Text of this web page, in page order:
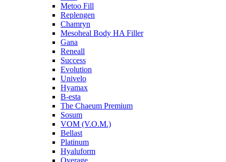
Metoo Fill
Replengen
Chamryn
Mesoheal Body HA Filler
Gana
Reneall
Success
Evolution
Univelo
Hyamax
B-esta
The Chaeum Premium
Sosum
VOM (V.O.M.)
Bellast
Platinum
Hyaluform
Overage